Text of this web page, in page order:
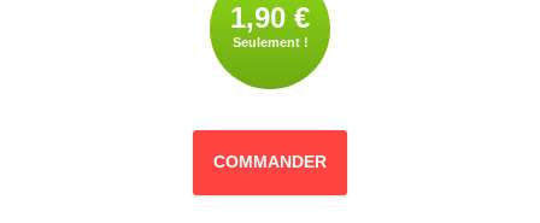
1,90 €
Seulement !
COMMANDER